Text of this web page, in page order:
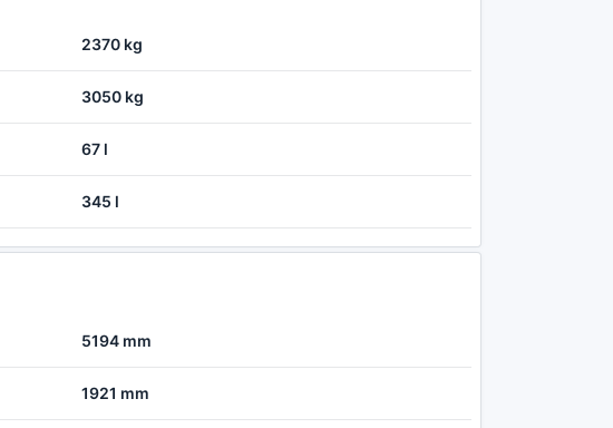
2370 kg
3050 kg
67 l
345 l
5194 mm
1921 mm